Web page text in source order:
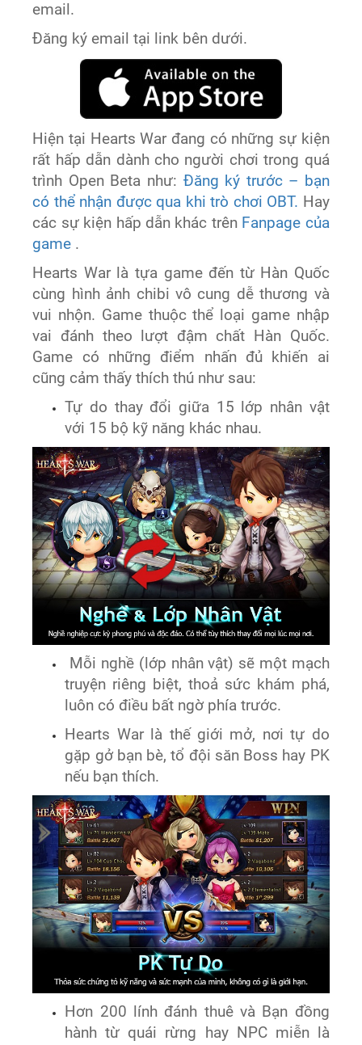
email.
Đăng ký email tại link bên dưới.
Hiện tại Hearts War đang có những sự kiện
rất hấp dẫn dành cho người chơi trong quá
trình Open Beta như: Đăng ký trước – bạn
có thể nhận được qua khi trò chơi OBT. Hay
các sự kiện hấp dẫn khác trên Fanpage của
game .
Hearts War là tựa game đến từ Hàn Quốc
cùng hình ảnh chibi vô cung dễ thương và
vui nhộn. Game thuộc thể loại game nhập
vai đánh theo lượt đậm chất Hàn Quốc.
Game có những điểm nhấn đủ khiến ai
cũng cảm thấy thích thú như sau:
Tự do thay đổi giữa 15 lớp nhân vật
với 15 bộ kỹ năng khác nhau.
Mỗi nghề (lớp nhân vật) sẽ một mạch
truyện riêng biệt, thoả sức khám phá,
luôn có điều bất ngờ phía trước.
Hearts War là thế giới mở, nơi tự do
gặp gở bạn bè, tổ đội săn Boss hay PK
nếu bạn thích.
Hơn 200 lính đánh thuê và Bạn đồng
hành từ quái rừng hay NPC miễn là